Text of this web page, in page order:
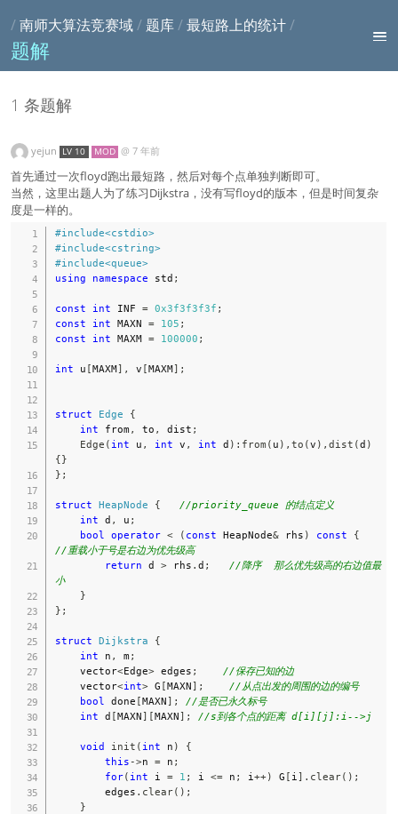
/南师大算法竞赛域/ 题库/最短路上的统计/
题解
1 条题解
yejun LV 10 MOD @7 年前
首先通过一次floyd跑出最短路，然后对每个点单独判断即可。
当然，这里出题人为了练习Dijkstra，没有写floyd的版本，但是时间复杂
度是一样的。
#include<cstdio>
#include<cstring>
#include<queue>
using
namespace std ;
const int INF = 0x3f3f3f3f ;
const
int MAXN = 105 ;
const
int MAXM = 100000 ;
int u [MAXM] , v [MAXM] ;
struct Edge
{
int from , to , dist ;
Edge ( int u , int v , int d ) : from ( u ) , to (v ) , dist (d )
{}
} ;
struct HeapNode {
//priority_queue 的结点定义
int d , u ;
bool
operator < ( const HeapNode& rhs ) const
{
//重载小于号是右边为优先级高
return d > rhs . d ;
//降序  那么优先级高的右边值最
小
}
} ;
struct Dijkstra
{
int n , m ;
    vector
<Edge> edges ;
//保存已知的边
    vector
<int> G [MAXN] ;
//从点出发的周围的边的编号
bool
done [MAXN] ;
//是否已永久标号
int d [MAXN] [MAXN] ; //s到各个点的距离 d[i][j]:i-->j
void init ( int n )
{
this ->n = n ;
for( int i = 1 ; i <= n ; i ++) G [ i ] . clear( ) ;
        edges
. clear( ) ;
}